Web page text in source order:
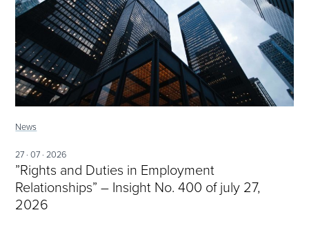
News
27 · 07 · 2026
”Rights and Duties in Employment
Relationships” – Insight No. 400 of july 27,
2026